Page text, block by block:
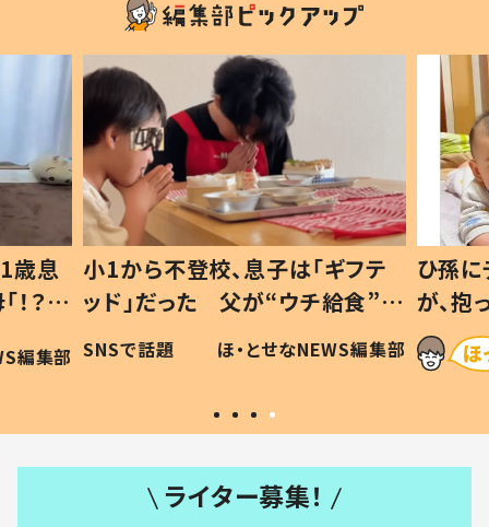
歳息
？」
編集部
小1から不登校、息子は「ギフテ
ッド」だった 父が“ウチ給食”を
作り続ける理由とは #令和の親
#令和の子
SNSで話題 ほ・とせなNEWS編集部
ひ孫
が、
「涙が
い」
ライター募集！